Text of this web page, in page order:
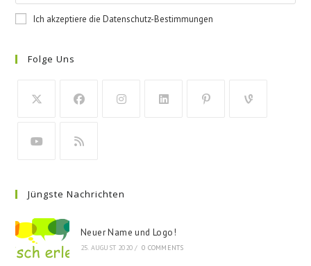
Ich akzeptiere die Datenschutz-Bestimmungen
Folge Uns
Jüngste Nachrichten
Neuer Name und Logo!
25. AUGUST 2020 / 0 COMMENTS